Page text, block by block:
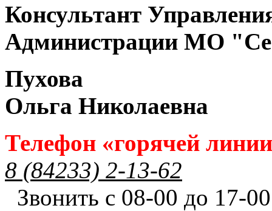
Консультант
Администрации МО
Пухова
Ольга Николаевна
Телефон «горячей
8 (84233) 2-13-62
Звонить с 08-00 до 17-